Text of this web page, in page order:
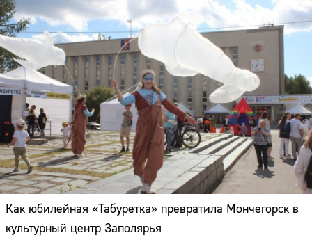
Как юбилейная «Табуретка» превратила Мончегорск в
культурный центр Заполярья